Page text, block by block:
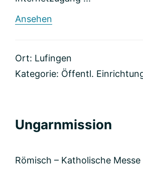
Ansehen
Ort: Lufingen
Kategorie: Öffentl.
Ungarnmission
Römisch – Katholische